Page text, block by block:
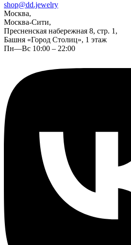
shop@dd.jewelry
Москва,
Москва-Сити,
Пресненская набережная 8, стр. 1,
Башня «Город Столиц», 1 этаж
Пн—Вс 10:00 – 22:00